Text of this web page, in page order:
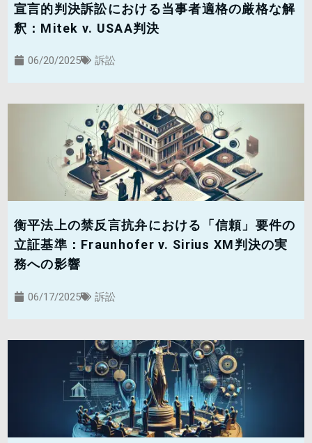
宣言的判決訴訟における当事者適格の厳格な解
釈：Mitek v. USAA判決
06/20/2025 訴訟
衡平法上の禁反言抗弁における「信頼」要件の
立証基準：Fraunhofer v. Sirius XM判決の実
務への影響
06/17/2025 訴訟